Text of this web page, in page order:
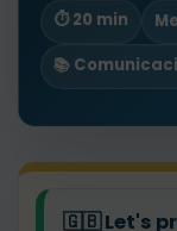
⏱ 20 min
📚
🇬🇧Let's